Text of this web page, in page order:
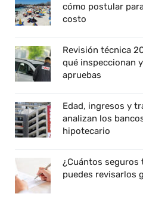
cómo postular
costo
Revisión técnica
qué inspeccionan
apruebas
Edad, ingresos y
analizan los
hipotecario
¿Cuántos seguros
puedes revisarlos